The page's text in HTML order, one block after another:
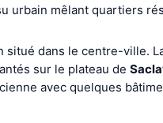
urbain mêlant quartiers
situé dans le centre-ville.
sur le plateau de
avec quelques